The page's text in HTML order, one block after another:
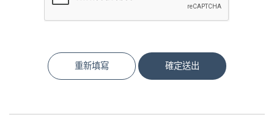
重新填寫 確定送出